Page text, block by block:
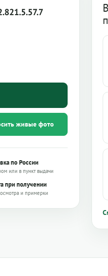
живые фото
по России
или в пункт выдачи
при получении
и примерки